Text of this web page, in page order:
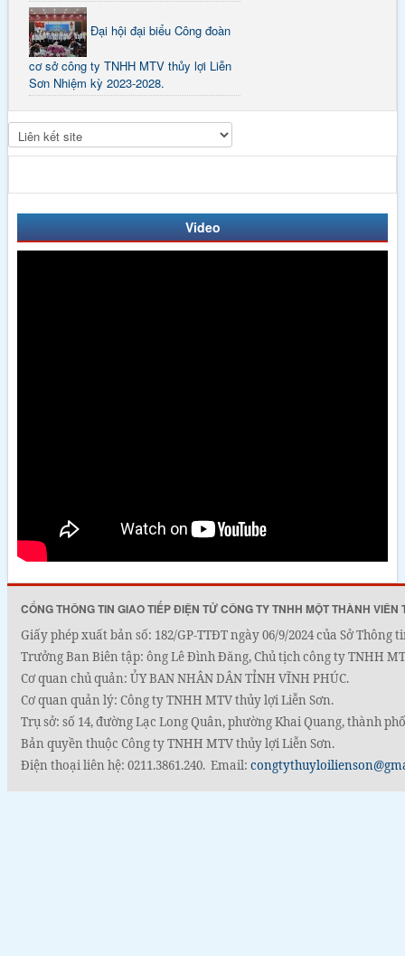
Đại hội đại biểu Công đoàn
cơ sở công ty TNHH MTV thủy lợi Liễn
Sơn Nhiệm kỳ 2023-2028.
Video
CỔNG THÔNG TIN GIAO TIẾP ĐIỆN TỬ CÔNG TY TNHH MỘT THÀNH VIÊN
Giấy phép xuất bản số: 182/GP-TTĐT ngày 06/9/2024 của Sở
Trưởng Ban Biên tập: ông Lê Đình Đăng, Chủ tịch công ty TNHH
Cơ quan chủ quản: ỦY BAN NHÂN DÂN TỈNH VĨNH PHÚC.
Cơ quan quản lý: Công ty TNHH MTV thủy lợi Liễn Sơn.
Trụ sở: số 14, đường Lạc Long Quân, phường Khai Quang, thành
Bản quyền thuộc Công ty TNHH MTV thủy lợi Liễn Sơn.
Điện thoại liên hệ: 0211.3861.240. Email: